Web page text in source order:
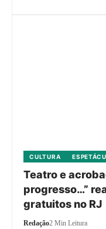
CULTURA
Teatro e
progresso…”
gratuitos no RJ
Redação2 Min Leitura